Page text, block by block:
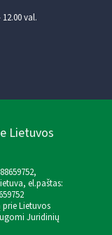
val.
Lietuvos
el.paštas:
Lietuvos
Juridinių